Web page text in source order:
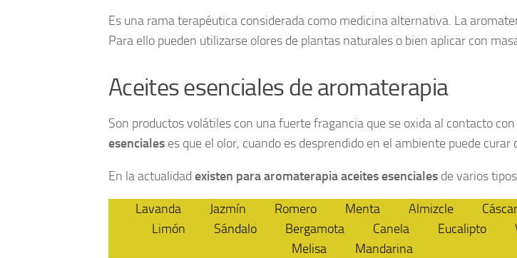
Es una rama terapéutica considerada como medicina alternativa. La
Para ello pueden utilizarse olores de plantas naturales o bien aplicar con
Aceites esenciales de aromaterapia
Son productos volátiles con una fuerte fragancia que se oxida al contacto con
esenciales es que el olor, cuando es desprendido en el ambiente puede
En la actualidad existen para aromaterapia aceites esenciales de varios
Lavanda Jazmín Romero Menta Almizcle
Limón
Sándalo Bergamota Canela Eucalipto
Melisa
Mandarina